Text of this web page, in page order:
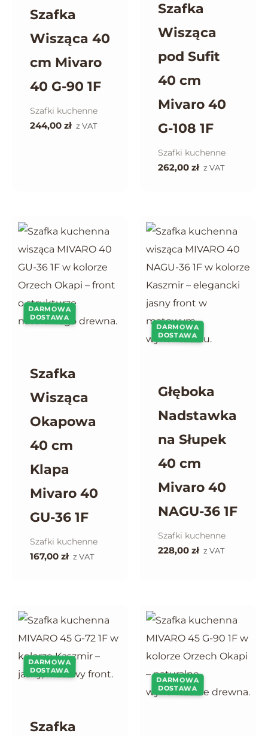
Szafka
Wisząca 40
cm Mivaro
40 G-90 1F
Szafki kuchenne
244,00 zł z VAT
Szafka
Wisząca
pod Sufit
40 cm
Mivaro 40
G-108 1F
Szafki kuchenne
262,00 zł z VAT
DARMOWA
DOSTAWA
Szafka
Wisząca
Okapowa
40 cm
Klapa
Mivaro 40
GU-36 1F
Szafki kuchenne
167,00 zł z VAT
DARMOWA
DOSTAWA
Głęboka
Nadstawka
na Słupek
40 cm
Mivaro 40
NAGU-36 1F
Szafki kuchenne
228,00 zł z VAT
DARMOWA
DOSTAWA
Szafka
DARMOWA
DOSTAWA